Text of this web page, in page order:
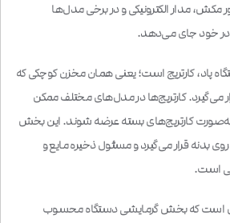
مکش، مدار الکترونیکی و در برخی مدل‌ها
خود جای می‌دهد.
پاد، کارتریج است؛ یعنی همان مخزن کوچکی که
می‌گیرد. کارتریج‌ها در مدل‌های مختلف ممکن
به‌صورت کارتریج‌های بسته عرضه شوند. این بخش
بدنه قرار می‌گیرد و مسئول ذخیره مایع و
است.
است که بخش گرمایشی دستگاه محسوب